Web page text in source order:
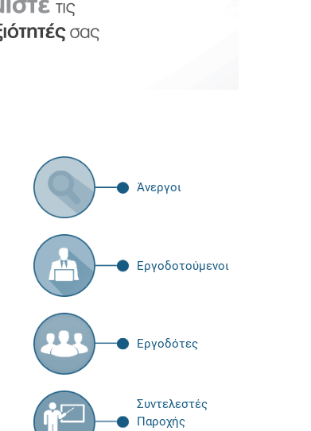
Άνεργοι
Εργοδοτούμενοι
Εργοδότες
Συντελεστές
Παροχής